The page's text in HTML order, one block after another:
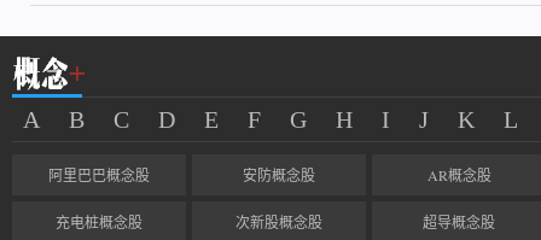
A B C D E F G H I J K L
阿里巴巴概念股 安防概念股 AR概念股
充电桩概念股 次新股概念股 超导概念股